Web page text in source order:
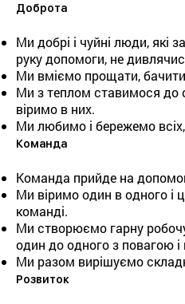
Доброта
Ми добрі і чуйні люди, які
руку допомоги, не
Ми вміємо прощати,
Ми з теплом ставимося до
віримо в них.
Ми любимо і бережемо
Команда
Команда прийде на
Ми віримо один в одного і
команді.
Ми створюємо гарну
один до одного з повагою і
Ми разом вирішуємо
Розвиток